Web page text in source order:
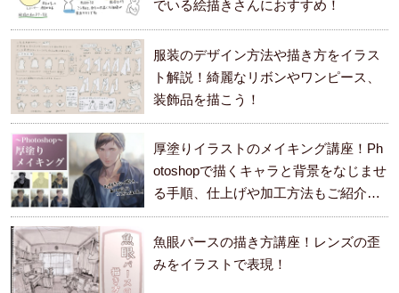
でいる絵描きさんにおすすめ！
服装のデザイン方法や描き方をイラス
ト解説！綺麗なリボンやワンピース、
装飾品を描こう！
厚塗りイラストのメイキング講座！Ph
otoshopで描くキャラと背景をなじませ
る手順、仕上げや加工方法もご紹介し
ます。
魚眼パースの描き方講座！レンズの歪
みをイラストで表現！